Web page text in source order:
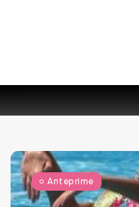
Anteprime